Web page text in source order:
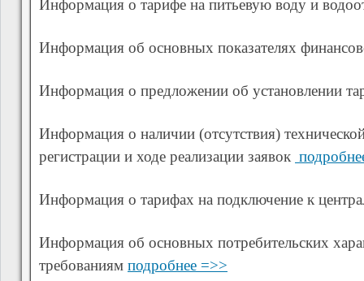
Информация о тарифе на питьевую воду и
Информация об основных показателях
Информация о предложении об установлении
Информация о наличии (отсутствия)
регистрации и ходе реализации заявок
Информация о тарифах на подключение к
Информация об основных потребительских
требованиям подробнее =>>